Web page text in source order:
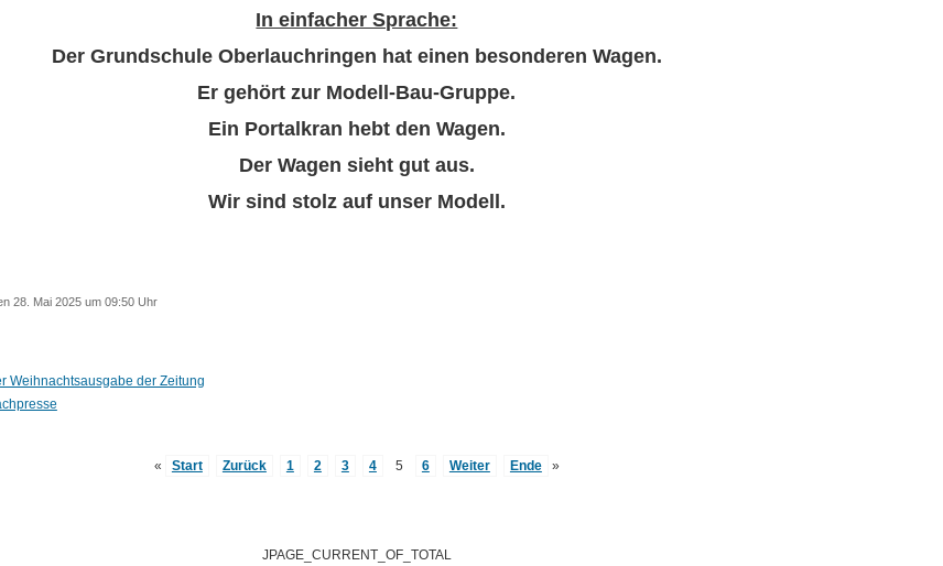
In einfacher Sprache:
Der Grundschule Oberlauchringen hat einen besonderen Wagen.
Er gehört zur Modell-Bau-Gruppe.
Ein Portalkran hebt den Wagen.
Der Wagen sieht gut aus.
Wir sind stolz auf unser Modell.
28. Mai 2025 um 09:50 Uhr
Weihnachtsausgabe der Zeitung
« Start Zurück 1 2 3 4 5 6 Weiter Ende »
JPAGE_CURRENT_OF_TOTAL